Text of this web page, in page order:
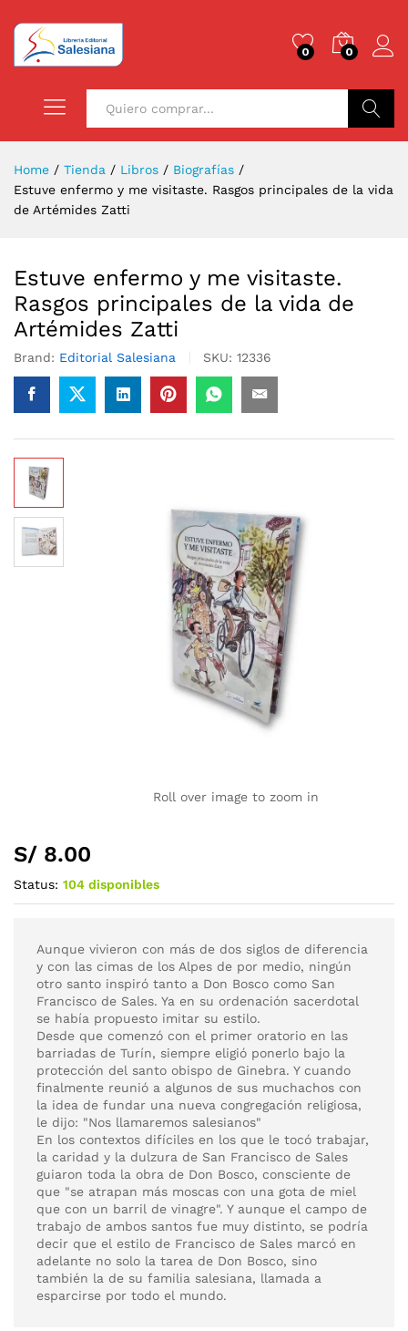
0 0
Home / Tienda / Libros / Biografías /
Estuve enfermo y me visitaste. Rasgos principales de la vida
de Artémides Zatti
Estuve enfermo y me visitaste.
Rasgos principales de la vida de
Artémides Zatti
Brand: Editorial Salesiana SKU: 12336
Roll over image to zoom in
S/ 8.00
Status: 104 disponibles
Aunque vivieron con más de dos siglos de diferencia
y con las cimas de los Alpes de por medio, ningún
otro santo inspiró tanto a Don Bosco como San
Francisco de Sales. Ya en su ordenación sacerdotal
se había propuesto imitar su estilo.
Desde que comenzó con el primer oratorio en las
barriadas de Turín, siempre eligió ponerlo bajo la
protección del santo obispo de Ginebra. Y cuando
finalmente reunió a algunos de sus muchachos con
la idea de fundar una nueva congregación religiosa,
le dijo: "Nos llamaremos salesianos"
En los contextos difíciles en los que le tocó trabajar,
la caridad y la dulzura de San Francisco de Sales
guiaron toda la obra de Don Bosco, consciente de
que "se atrapan más moscas con una gota de miel
que con un barril de vinagre". Y aunque el campo de
trabajo de ambos santos fue muy distinto, se podría
decir que el estilo de Francisco de Sales marcó en
adelante no solo la tarea de Don Bosco, sino
también la de su familia salesiana, llamada a
esparcirse por todo el mundo.